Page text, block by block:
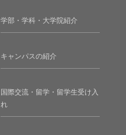
学部・学科・大学院紹介
キャンパスの紹介
国際交流・留学・留学生受け入
れ